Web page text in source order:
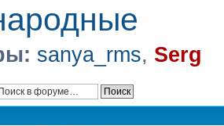
sanya_rms, Serg